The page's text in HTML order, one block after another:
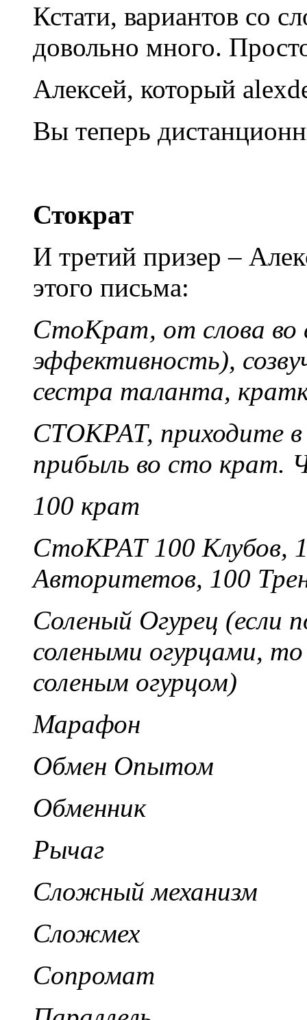
Кстати, вариантов со
довольно много.
Алексей, который
Вы теперь
Стократ
И третий призер –
этого письма:
СтоКрат, от слова во
эффективность),
сестра таланта,
СТОКРАТ, приходите
прибыль во сто крат.
100 крат
СтоКРАТ 100 Клубов,
Авторитетов, 100
Соленый Огурец (если
солеными огурцами,
соленым огурцом)
Марафон
Обмен Опытом
Обменник
Рычаг
Сложный механизм
Сложмех
Сопромат